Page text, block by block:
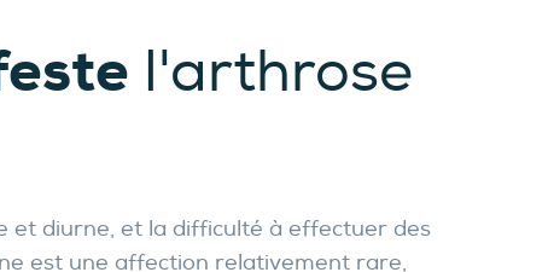
l'arthrose
et diurne, et la difficulté à effectuer des
est une affection relativement rare,